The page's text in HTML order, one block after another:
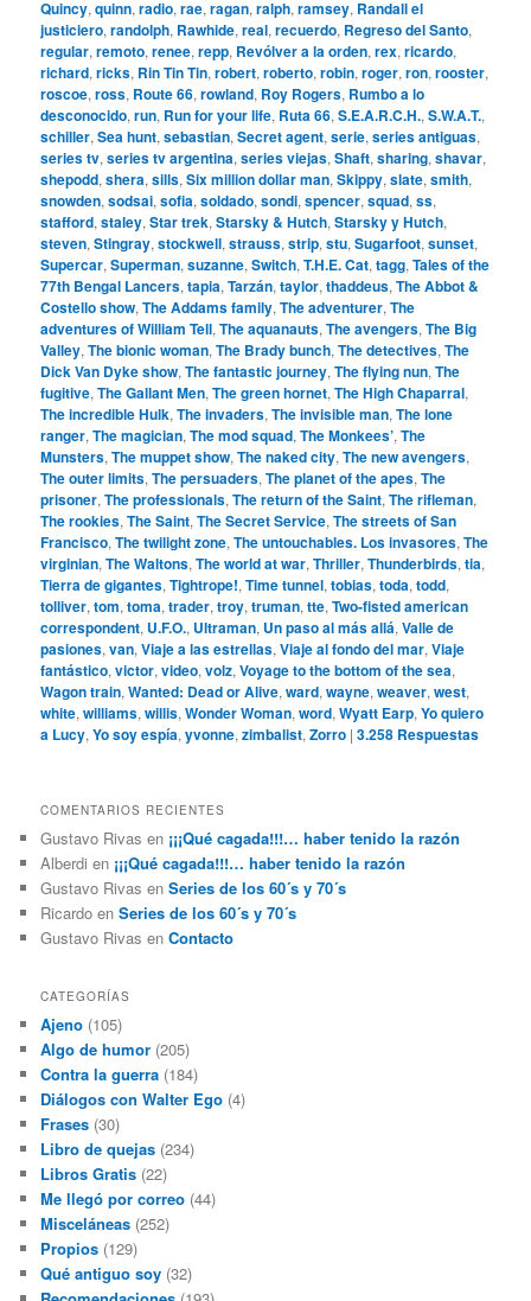
Quincy,quinn,radio,rae,ragan,ralph,ramsey, Randall el
justiciero,randolph, Rawhide,real,recuerdo, Regreso del Santo,
regular,remoto,renee,repp, Revólver a la orden,rex,ricardo,
richard,ricks, Rin Tin Tin,robert,roberto,robin,roger,ron,rooster,
roscoe,ross, Route 66,rowland, Roy Rogers, Rumbo a lo
desconocido,run, Run for your life, Ruta 66,S.E.A.R.C.H.,S.W.A.T.,
schiller,Sea hunt,sebastian,Secret agent,serie,series antiguas,
series tv,series tv argentina,series viejas,Shaft,sharing,shavar,
shepodd,shera,sills,Six million dollar man,Skippy,slate,smith,
snowden,sodsai,sofia,soldado,sondi,spencer,squad,ss,
stafford,staley,Star trek,Starsky & Hutch,Starsky y Hutch,
steven,Stingray,stockwell,strauss,strip,stu,Sugarfoot,sunset,
Supercar,Superman,suzanne,Switch,T.H.E. Cat,tagg,Tales of the
77th Bengal Lancers,tapia,Tarzán,taylor,thaddeus,The Abbot &
Costello show,The Addams family,The adventurer,The
adventures of William Tell,The aquanauts,The avengers,The Big
Valley,The bionic woman,The Brady bunch,The detectives,The
Dick Van Dyke show,The fantastic journey,The flying nun,The
fugitive,The Gallant Men,The green hornet,The High Chaparral,
The incredible Hulk,The invaders,The invisible man,The lone
ranger,The magician,The mod squad,The Monkees’,The
Munsters,The muppet show,The naked city,The new avengers,
The outer limits,The persuaders,The planet of the apes,The
prisoner,The professionals,The return of the Saint,The rifleman,
The rookies,The Saint,The Secret Service,The streets of San
Francisco,The twilight zone,The untouchables. Los invasores,The
virginian,The Waltons,The world at war,Thriller,Thunderbirds,tia,
Tierra de gigantes,Tightrope!,Time tunnel,tobias,toda,todd,
tolliver,tom,toma,trader,troy,truman,tte,Two-fisted american
correspondent, U.F.O., Ultraman, Un paso al más allá,Valle de
pasiones,van,Viaje a las estrellas,Viaje al fondo del mar,Viaje
fantástico,victor,video,volz,Voyage to the bottom of the sea,
Wagon train,Wanted: Dead or Alive,ward,wayne,weaver,west,
white,williams,willis,Wonder Woman,word,Wyatt Earp,Yo quiero
a Lucy,Yo soy espía,yvonne,zimbalist,Zorro |3.258 Respuestas
COMENTARIOS RECIENTES
Gustavo Rivas en ¡¡¡Qué cagada!!!… haber tenido la razón
Alberdi en ¡¡¡Qué cagada!!!… haber tenido la razón
Gustavo Rivas enSeries de los 60´s y 70´s
Ricardo enSeries de los 60´s y 70´s
Gustavo Rivas enContacto
CATEGORÍAS
Ajeno (105)
Algo de humor (205)
Contra la guerra (184)
Diálogos con Walter Ego (4)
Frases (30)
Libro de quejas (234)
Libros Gratis (22)
Me llegó por correo (44)
Misceláneas (252)
Propios (129)
Qué antiguo soy (32)